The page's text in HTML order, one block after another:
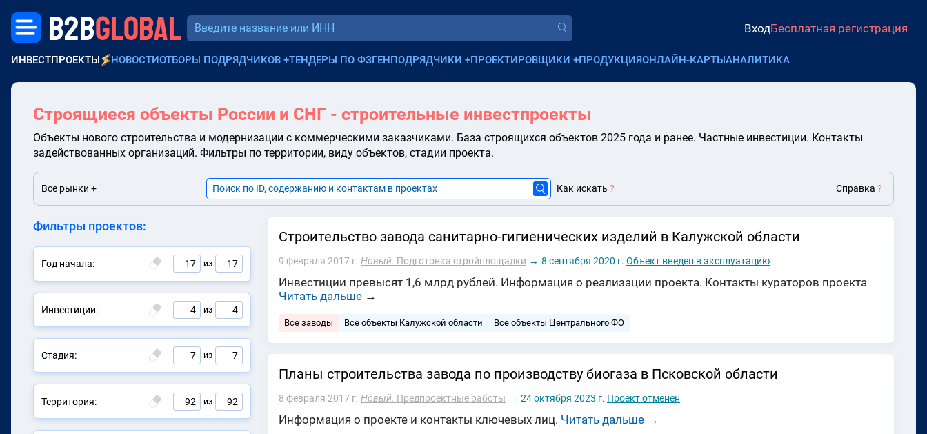
B2BGLOBAL ВходБесплатная регистрация
ИНВЕСТПРОЕКТЫ НОВОСТИОТБОРЫ ПОДРЯДЧИКОВ +ТЕНДЕРЫ ПО ФЗГЕНПОДРЯДЧИКИ +ПРОЕКТИРОВЩИКИ +ПРОДУКЦИЯОНЛАЙН-КАРТЫАНАЛИТИКА
Строящиеся объекты России и СНГ - строительные инвестпроекты
Объекты нового строительства и модернизации с коммерческими заказчиками. База строящихся объектов 2025 года и ранее. Частные инвестиции. Контакты
задействованных организаций. Фильтры по территории, виду объектов, стадии проекта.
Все рынки + Как искать ? Справка ?
Фильтры проектов:
Год начала: 17 из 17
Инвестиции: 4 из 4
Стадия: 7 из 7
Территория: 92 из 92
Строительство завода санитарно-гигиенических изделий в Калужской области
9 февраля 2017 г. Новый. Подготовка стройплощадки → 8 сентября 2020 г. Объект введен в эксплуатацию
Инвестиции превысят 1,6 млрд рублей. Информация о реализации проекта. Контакты кураторов проекта
Читать дальше →
Все заводы Все объекты Калужской области Все объекты Центрального ФО
Планы строительства завода по производству биогаза в Псковской области
8 февраля 2017 г. Новый. Предпроектные работы → 24 октября 2023 г. Проект отменен
Информация о проекте и контакты ключевых лиц. Читать дальше →